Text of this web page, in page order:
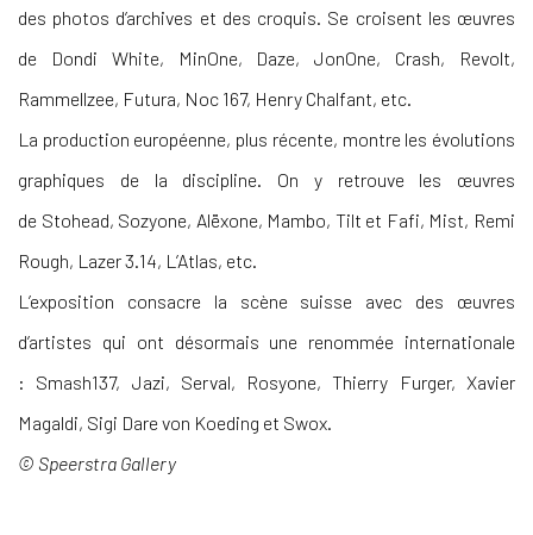
des photos d’archives et des croquis. Se croisent les œuvres
de Dondi White, MinOne, Daze, JonOne, Crash, Revolt,
Rammellzee, Futura, Noc 167, Henry Chalfant, etc.
La production européenne, plus récente, montre les évolutions
graphiques de la discipline. On y retrouve les œuvres
de Stohead, Sozyone, Alëxone, Mambo, Tilt et Fafi, Mist, Remi
Rough, Lazer 3.14, L’Atlas, etc.
L’exposition consacre la scène suisse avec des œuvres
d’artistes qui ont désormais une renommée internationale
: Smash137, Jazi, Serval, Rosyone, Thierry Furger, Xavier
Magaldi, Sigi Dare von Koeding et Swox.
© Speerstra Gallery